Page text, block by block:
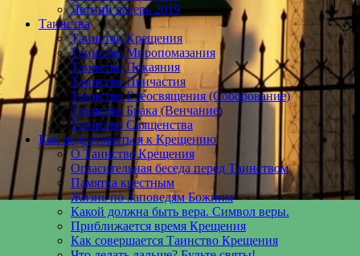
Летний лагерь 2019
Таинства
Таинство Крещения
Таинство Миропомазания
Таинство Покаяния
Таинство Причастия
Таинство Елеосвящения (Соборование)
Таинство Брака (Венчание)
Таинство Священства
Как подготовиться к Крещению
О Таинстве Крещения
Огласительная беседа перед Таинством
Памятка крестным
Жизнь по Заповедям Божиим
Какой должна быть вера. Символ веры.
Приближается время Крещения
Как совершается Таинство Крещения